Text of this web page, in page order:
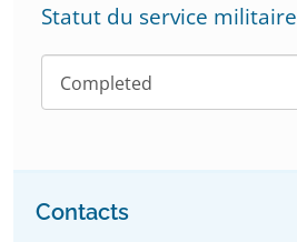
Statut du service militaire
Completed
Contacts